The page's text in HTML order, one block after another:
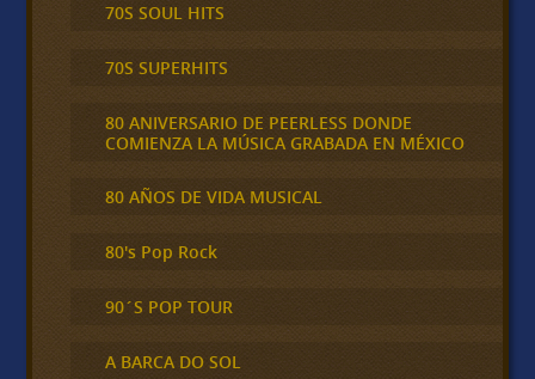
70S SOUL HITS
70S SUPERHITS
80 ANIVERSARIO DE PEERLESS DONDE
COMIENZA LA MÚSICA GRABADA EN MÉXICO
80 AÑOS DE VIDA MUSICAL
80's Pop Rock
90´S POP TOUR
A BARCA DO SOL